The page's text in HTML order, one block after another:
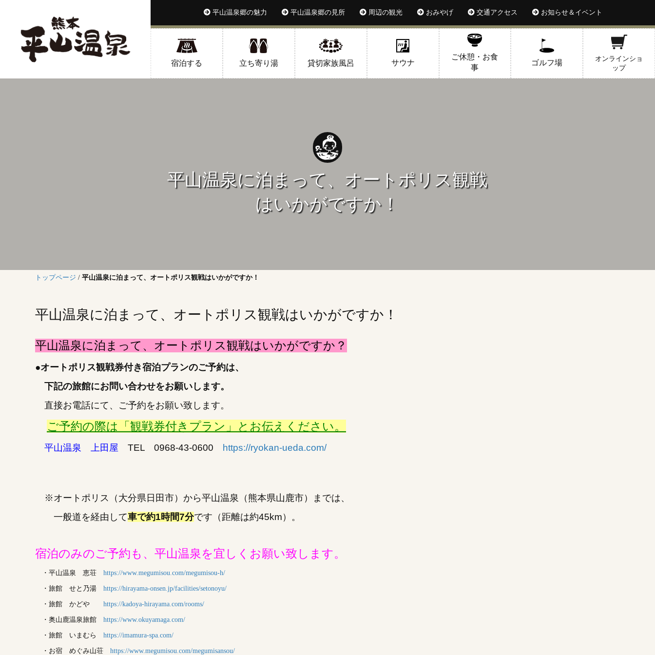
平山温泉郷の魅力 平山温泉郷の見所 周辺の観光 おみやげ 交通アクセス お知らせ＆イベント
宿泊する 立ち寄り湯 貸切家族風呂 サウナ
ご休憩・お食
事
ゴルフ場
オンラインショ
ップ
平山温泉に泊まって、オートポリス観戦
はいかがですか！
トップページ / 平山温泉に泊まって、オートポリス観戦はいかがですか！
平山温泉に泊まって、オートポリス観戦はいかがですか！
平山温泉に泊まって、オートポリス観戦はいかがですか？
●オートポリス観戦券付き宿泊プランのご予約は、
下記の旅館にお問い合わせをお願いします。
直接お電話にて、ご予約をお願い致します。
ご予約の際は「観戦券付きプラン」とお伝えください。
平山温泉 上田屋 TEL 0968-43-0600 https://ryokan-ueda.com/
※オートポリス（大分県日田市）から平山温泉（熊本県山鹿市）までは、
一般道を経由して車で約1時間7分です（距離は約45km）。
宿泊のみのご予約も、平山温泉を宜しくお願い致します。
・平山温泉 恵荘 https://www.megumisou.com/megumisou-h/
・旅館 せと乃湯 https://hirayama-onsen.jp/facilities/setonoyu/
・旅館 かどや https://kadoya-hirayama.com/rooms/
・奥山鹿温泉旅館 https://www.okuyamaga.com/
・旅館 いまむら https://imamura-spa.com/
・お宿 めぐみ山荘 https://www.megumisou.com/megumisansou/